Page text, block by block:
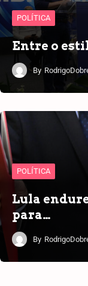
POLÍTICA
Entre o
By
POLÍTICA
Lula
para…
By